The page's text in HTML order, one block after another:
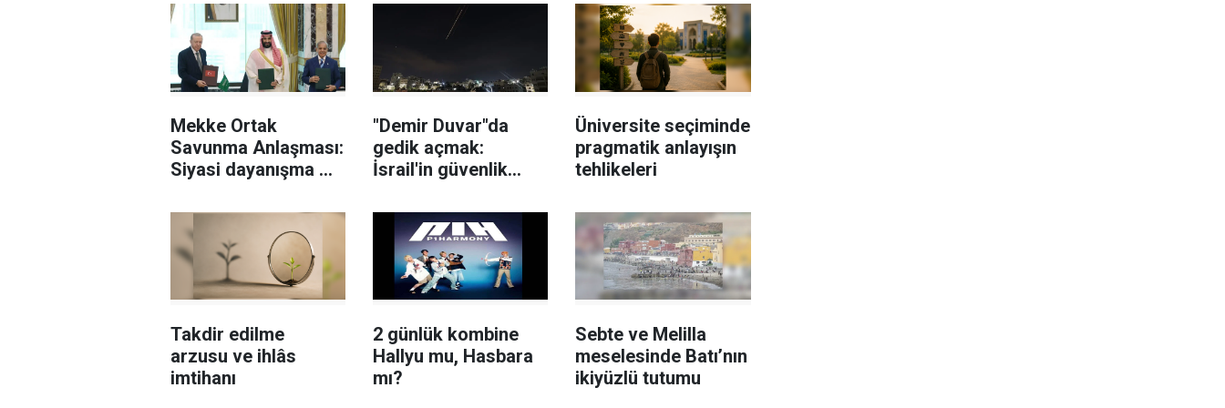
Mekke Ortak
Savunma Anlaşması:
Siyasi dayanışma mı,
"Demir Duvar"da
gedik açmak:
İsrail'in güvenlik
sarsıldı?
Üniversite seçiminde
pragmatik anlayışın
tehlikeleri
Takdir edilme
arzusu ve ihlâs
imtihanı
2 günlük kombine
Hallyu mu, Hasbara
mı?
Sebte ve Melilla
meselesinde Batı’nın
ikiyüzlü tutumu